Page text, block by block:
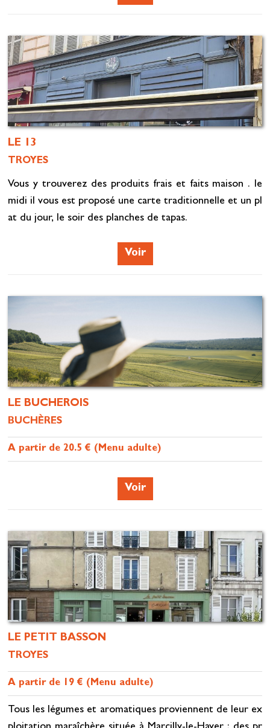
LE 13
TROYES
Vous y trouverez des produits frais et faits maison . le
midi il vous est proposé une carte traditionnelle et un pl
at du jour, le soir des planches de tapas.
Voir
LE BUCHEROIS
BUCHÈRES
A partir de 20.5 € (Menu adulte)
Voir
LE PETIT BASSON
TROYES
A partir de 19 € (Menu adulte)
Tous les légumes et aromatiques proviennent de leur ex